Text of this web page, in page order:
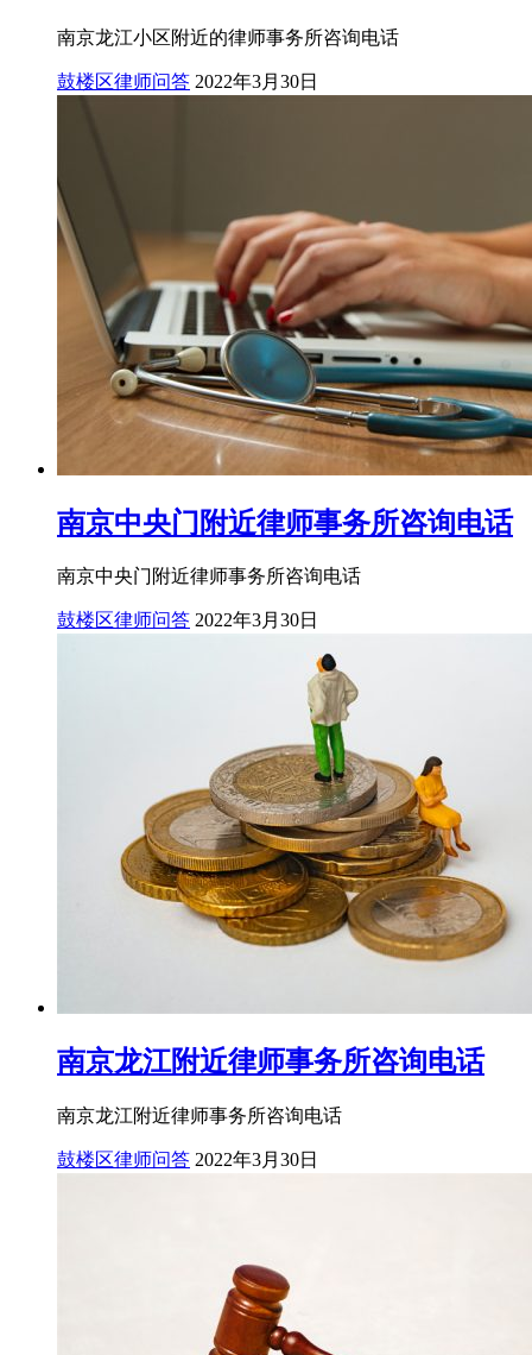
南京龙江小区附近的律师事务所咨询电话
鼓楼区律师问答 2022年3月30日
南京中央门附近律师事务所咨询电话
南京中央门附近律师事务所咨询电话
鼓楼区律师问答 2022年3月30日
南京龙江附近律师事务所咨询电话
南京龙江附近律师事务所咨询电话
鼓楼区律师问答 2022年3月30日